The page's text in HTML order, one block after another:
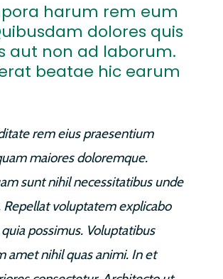
harum rem eum
dolores quis
aut non ad laborum.
beatae hic earum
rem eius praesentium
maiores doloremque.
sunt nihil necessitatibus unde
Repellat voluptatem explicabo
possimus. Voluptatibus
amet nihil quas animi. In et